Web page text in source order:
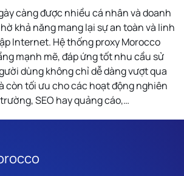
càng được nhiều cá nhân và doanh
khả năng mang lại sự an toàn và linh
Internet. Hệ thống proxy Morocco
mạnh mẽ, đáp ứng tốt nhu cầu sử
dùng không chỉ dễ dàng vượt qua
còn tối ưu cho các hoạt động nghiên
SEO hay quảng cáo,…